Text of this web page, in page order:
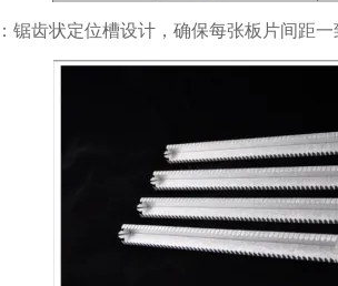
锯齿状定位槽设计，确保每张板片间距